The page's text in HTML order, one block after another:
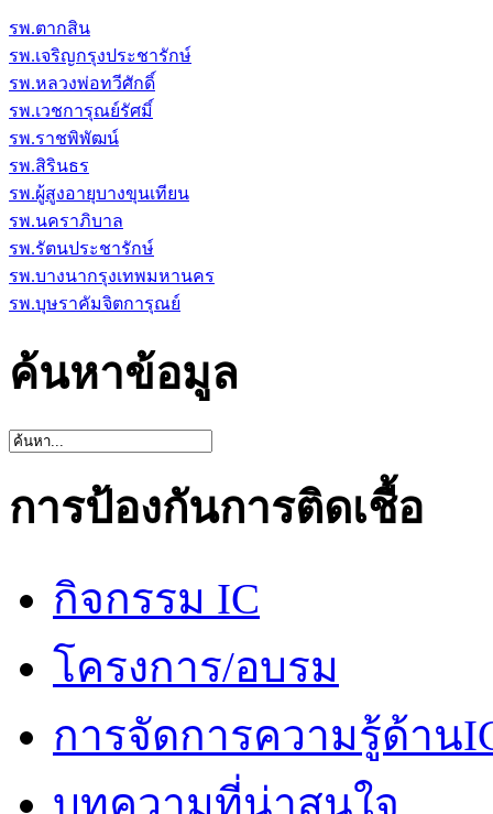
รพ.ตากสิน
รพ.เจริญกรุงประชารักษ์
รพ.หลวงพ่อทวีศักดิ์
รพ.เวชการุณย์รัศมิ์
รพ.ราชพิพัฒน์
รพ.สิรินธร
รพ.ผู้สูงอายุบางขุนเทียน
รพ.นคราภิบาล
รพ.รัตนประชารักษ์
รพ.บางนากรุงเทพมหานคร
รพ.บุษราคัมจิตการุณย์
ค้นหาข้อมูล
การป้องกันการติดเชื้อ
กิจกรรม IC
โครงการ/อบรม
การจัดการความรู้ด้าน
บทความที่น่าสนใจ